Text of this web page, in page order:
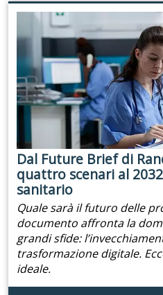
Dal Future Brief di
quattro scenari al
sanitario
Quale sarà il futuro delle
documento affronta la
grandi sfide:
trasformazione digitale.
ideale.